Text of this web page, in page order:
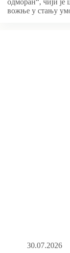
вожње у стању
30.07.2026